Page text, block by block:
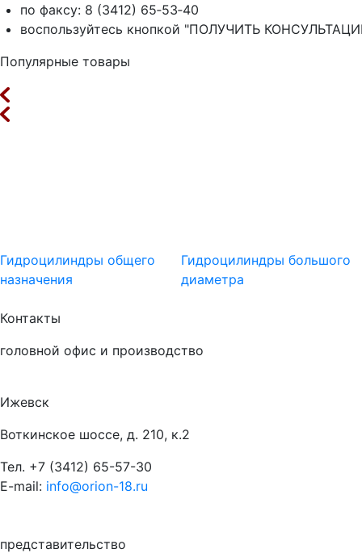
по факсу: 8 (3412) 65‑53‑40
воспользуйтесь кнопкой "ПОЛУЧИТЬ
Популярные товары
Гидроцилиндры общего
назначения
Гидроцилиндры большого
диаметра
Контакты
головной офис и производство
Ижевск
Воткинское шоссе, д. 210, к.2
Тел. +7 (3412) 65-57-30
E-mail: info@orion-18.ru
представительство